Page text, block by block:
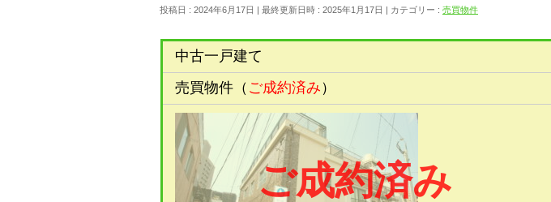
投稿日 : 2024年6月17日 最終更新日時 : 2025年1月17日 カテゴリー : 売買物件
中古一戸建て
売買物件（ ご成約済み ）
ご成約済み